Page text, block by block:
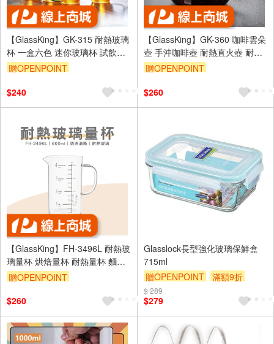
【GlassKing】GK-315 耐熱玻璃
杯 一盒六色 迷你玻璃杯 試飲杯
咖啡杯 水杯 茶杯 酒杯
贈OPENPOINT
$240
【GlassKing】GK-360 咖啡雲朵
壺 手沖咖啡壺 耐熱直火壺 耐熱
玻璃壺 泡茶壺 分享壺 下接壺
贈OPENPOINT
$260
【GlassKing】FH-3496L 耐熱玻
璃量杯 烘焙量杯 耐熱量杯 麵粉
量杯 玻璃量杯 刻度量杯
贈OPENPOINT
$260
Glasslock長型強化玻璃保鮮盒
715ml
贈OPENPOINT
滿額9折
贈$200
$ 289
$279